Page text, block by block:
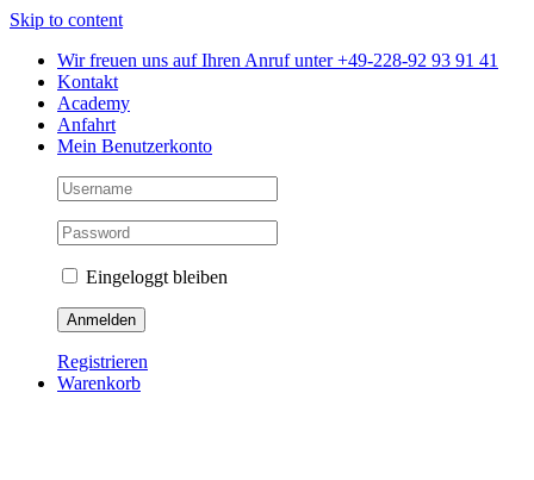
Skip to content
Wir freuen uns auf Ihren Anruf unter +49-228-92 93 91 41
Kontakt
Academy
Anfahrt
Mein Benutzerkonto
Eingeloggt bleiben
Registrieren
Warenkorb